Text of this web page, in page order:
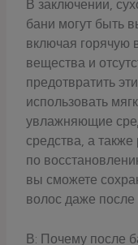
В заключении,
бани могут быть
включая горячую
вещества и
предотвратить
использовать
увлажняющие
средства, а
по
вы сможете
волос даже после
В: Почему после